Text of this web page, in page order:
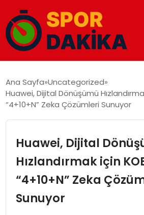
GÜNDEM
EKONOMI
MAGAZIN
Ana Sayfa Uncategorized
Huawei, Dijital Dönüşümü
“4+10+N” Zeka Çözümleri Sunuyor
Huawei, Dijital
Hızlandırmak için
“4+10+N” Zeka
Sunuyor